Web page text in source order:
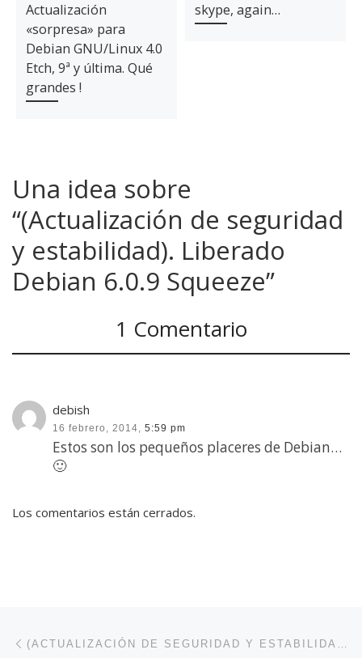
Actualización
«sorpresa» para
Debian GNU/Linux 4.0
Etch, 9ª y última. Qué
grandes !
skype, again…
Una idea sobre
“(Actualización de seguridad
y estabilidad). Liberado
Debian 6.0.9 Squeeze”
1 Comentario
debish
16 febrero, 2014, 5:59 pm
Estos son los pequeños placeres de Debian…
🙂
Los comentarios están cerrados.
Navegación de entradas